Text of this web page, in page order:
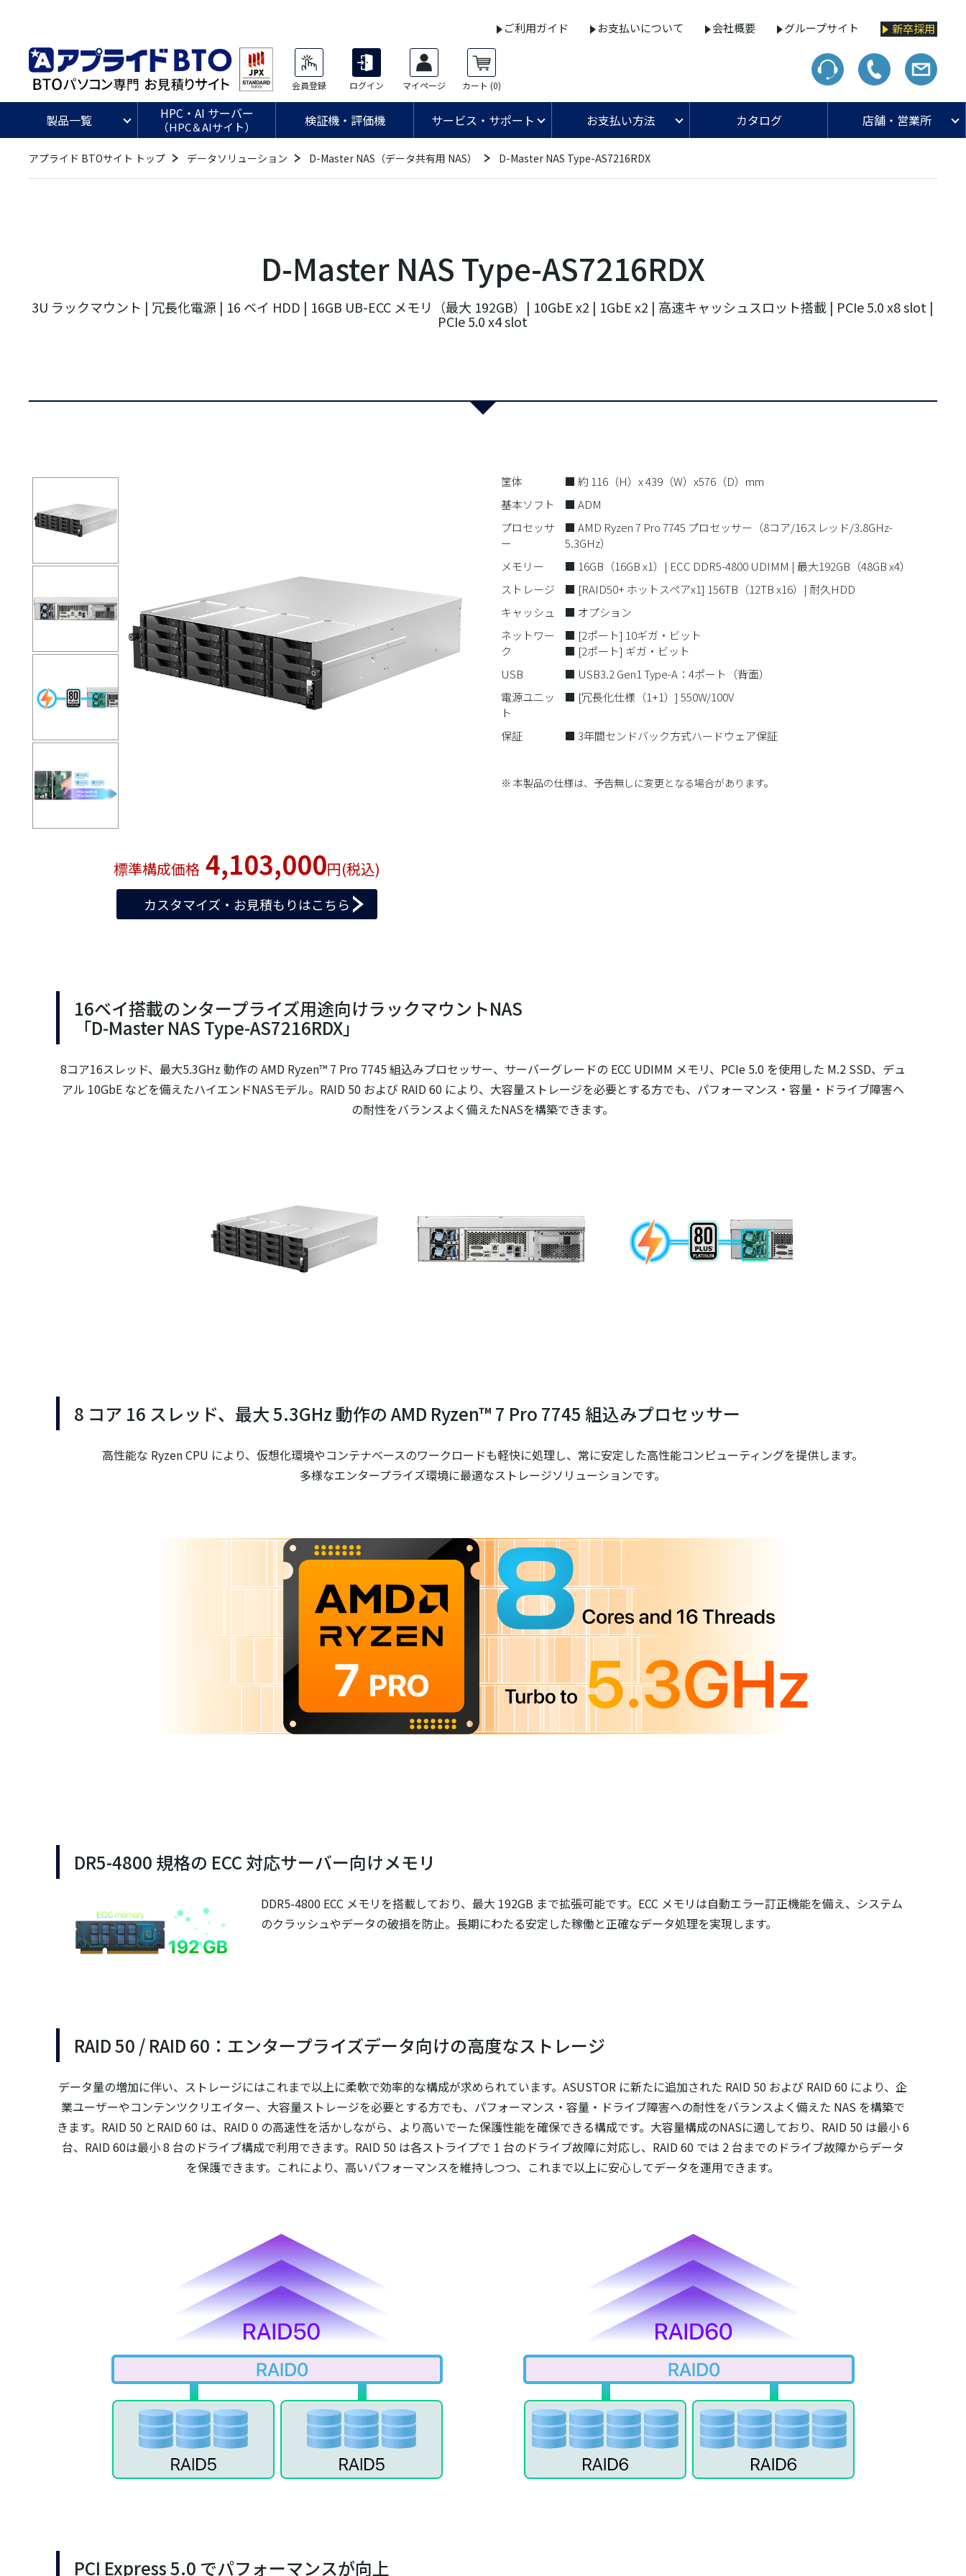
ご利用ガイド お支払いについて 会社概要 グループサイト 新卒採用
会員登録 ログイン マイページ カート (0)
製品一覧 HPC・AI サーバー
（HPC＆AIサイト） 検証機・評価機 サービス・サポート お支払い方法 カタログ 店舗・営業所
アプライド BTOサイト トップ データソリューション D-Master NAS（データ共有用 NAS） D-Master NAS Type-AS7216RDX
D-Master NAS Type-AS7216RDX
3U ラックマウント | 冗長化電源 | 16 ベイ HDD | 16GB UB-ECC メモリ（最大 192GB）| 10GbE x2 | 1GbE x2 | 高速キャッシュスロット搭載 | PCIe 5.0 x8 slot |
PCIe 5.0 x4 slot
標準構成価格 4,103,000円(税込)
カスタマイズ・お見積もりはこちら
筐体
■ 約 116（H）x 439（W）x576（D）mm
基本ソフト
■ ADM
プロセッサ
ー
■ AMD Ryzen 7 Pro 7745 プロセッサー（8コア/16スレッド/3.8GHz-
5.3GHz）
メモリー
■ 16GB（16GB x1）| ECC DDR5-4800 UDIMM | 最大192GB（48GB x4）
ストレージ
■ [RAID50+ ホットスペアx1] 156TB（12TB x16）| 耐久HDD
キャッシュ
■ オプション
ネットワー
ク
■ [2ポート] 10ギガ・ビット
■ [2ポート] ギガ・ビット
USB
■ USB3.2 Gen1 Type-A：4ポート（背面）
電源ユニッ
ト
■ [冗長化仕様（1+1）] 550W/100V
保証 ■ 3年間センドバック方式ハードウェア保証
※ 本製品の仕様は、予告無しに変更となる場合があります。
16ベイ搭載のンタープライズ用途向けラックマウントNAS
「D-Master NAS Type-AS7216RDX」
8コア16スレッド、最大5.3GHz 動作の AMD Ryzen™ 7 Pro 7745 組込みプロセッサー、サーバーグレードの ECC UDIMM メモリ、PCIe 5.0 を使用した M.2 SSD、デュ
アル 10GbE などを備えたハイエンドNASモデル。RAID 50 および RAID 60 により、大容量ストレージを必要とする方でも、パフォーマンス・容量・ドライブ障害へ
の耐性をバランスよく備えたNASを構築できます。
8 コア 16 スレッド、最大 5.3GHz 動作の AMD Ryzen™ 7 Pro 7745 組込みプロセッサー
高性能な Ryzen CPU により、仮想化環境やコンテナベースのワークロードも軽快に処理し、常に安定した高性能コンピューティングを提供します。
多様なエンタープライズ環境に最適なストレージソリューションです。
DR5-4800 規格の ECC 対応サーバー向けメモリ
DDR5-4800 ECC メモリを搭載しており、最大 192GB まで拡張可能です。ECC メモリは自動エラー訂正機能を備え、システム
のクラッシュやデータの破損を防止。長期にわたる安定した稼働と正確なデータ処理を実現します。
RAID 50 / RAID 60：エンタープライズデータ向けの高度なストレージ
データ量の増加に伴い、ストレージにはこれまで以上に柔軟で効率的な構成が求められています。ASUSTOR に新たに追加された RAID 50 および RAID 60 により、企
業ユーザーやコンテンツクリエイター、大容量ストレージを必要とする方でも、パフォーマンス・容量・ドライブ障害への耐性をバランスよく備えた NAS を構築で
きます。RAID 50 とRAID 60 は、RAID 0 の高速性を活かしながら、より高いでーた保護性能を確保できる構成です。大容量構成のNASに適しており、RAID 50 は最小 6
台、RAID 60は最小 8 台のドライブ構成で利用できます。RAID 50 は各ストライプで 1 台のドライブ故障に対応し、RAID 60 では 2 台までのドライブ故障からデータ
を保護できます。これにより、高いパフォーマンスを維持しつつ、これまで以上に安心してデータを運用できます。
PCI Express 5.0 でパフォーマンスが向上